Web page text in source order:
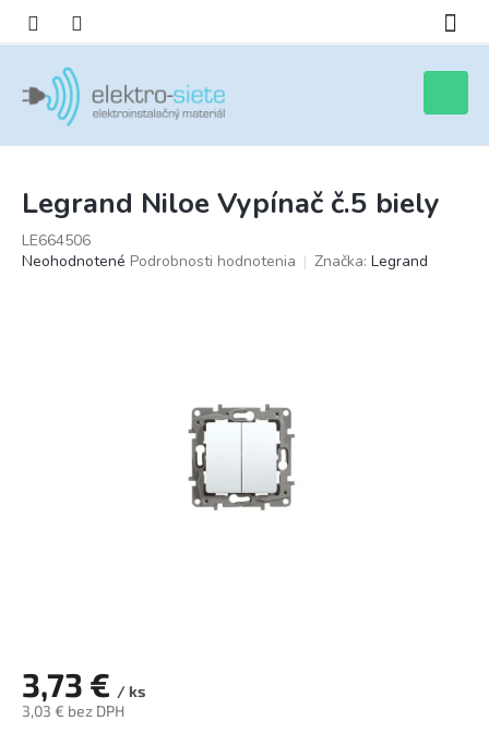
obsah
košík
Legrand Niloe Vypínač č.5 biely
LE664506
Priemerné
Neohodnotené Podrobnosti hodnotenia Značka: Legrand
3,73 € / ks
3,03 € bez DPH